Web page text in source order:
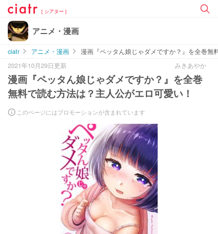
[ シアター ]
アニメ・漫画
ciatr アニメ・漫画
漫画『ペッタん娘じゃダメですか？』を全巻無
2021年10月29日更新
みきあやか
漫画『ペッタん娘じゃダメですか？』を全巻
無料で読む方法は？主人公がエロ可愛い！
このページにはプロモーションが含まれています